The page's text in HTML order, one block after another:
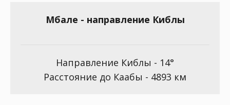
Мбале - направление Киблы
Направление Киблы - 14°
Расстояние до Каабы - 4893 км